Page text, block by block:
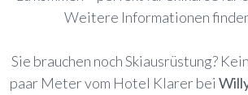
Weitere Informationen
Sie brauchen noch Skiausrüstung?
paar Meter vom Hotel Klarer bei